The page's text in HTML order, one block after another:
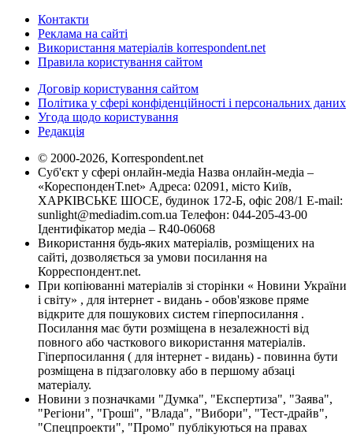
Контакти
Реклама на сайті
Використання матеріалів korrespondent.net
Правила користування сайтом
Договір користування сайтом
Політика у сфері конфіденційності і персональних даних
Угода щодо користування
Редакція
© 2000-2026, Korrespondent.net
Суб'єкт у сфері онлайн-медіа Назва онлайн-медіа –
«КореспонденТ.net» Адреса: 02091, місто Київ,
ХАРКІВСЬКЕ ШОСЕ, будинок 172-Б, офіс 208/1 E-mail:
sunlight@mediadim.com.ua Телефон: 044-205-43-00
Ідентифікатор медіа – R40-06068
Використання будь-яких матеріалів, розміщених на
сайті, дозволяється за умови посилання на
Корреспондент.net.
При копіюванні матеріалів зі сторінки « Новини України
і світу» , для інтернет - видань - обов'язкове пряме
відкрите для пошукових систем гіперпосилання .
Посилання має бути розміщена в незалежності від
повного або часткового використання матеріалів.
Гіперпосилання ( для інтернет - видань) - повинна бути
розміщена в підзаголовку або в першому абзаці
матеріалу.
Новини з позначками "Думка", "Експертиза", "Заява",
"Регіони", "Гроші", "Влада", "Вибори", "Тест-драйв",
"Спецпроекти", "Промо" публікуються на правах